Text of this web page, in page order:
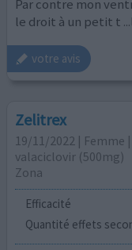
Par contre mon
le droit à un petit t
votre avis
Zelitrex
19/11/2022 | Femme
valaciclovir (500mg)
Zona
Efficacité
Quantité effets